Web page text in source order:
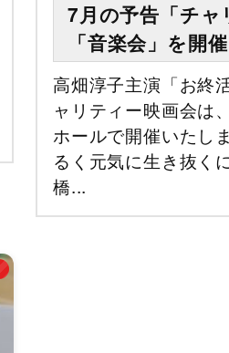
7月の予告「チャ
「音楽会」を開催
高畑淳子主演「お終
ャリティー映画会は
ホールで開催いたし
るく元気に生き抜く
橋...